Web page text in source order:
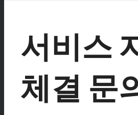
서비스
체결 문